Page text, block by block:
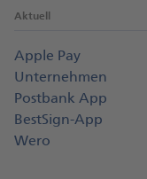
Aktuell
Apple Pay
Unternehmen
Postbank App
BestSign-App
Wero